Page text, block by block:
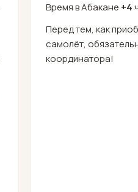
Время в Абакане +4
Перед тем, как
самолёт,
координатора!